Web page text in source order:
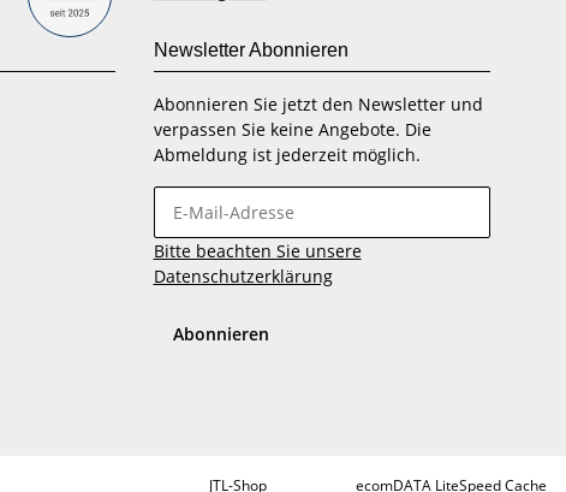
Newsletter Abonnieren
Abonnieren Sie jetzt den Newsletter und
verpassen Sie keine Angebote. Die
Abmeldung ist jederzeit möglich.
Bitte beachten Sie unsere
Datenschutzerklärung
Abonnieren
JTL-Shop ecomDATA LiteSpeed Cache